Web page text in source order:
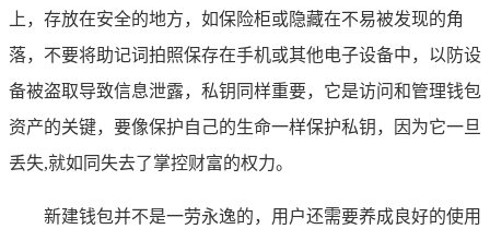
上，存放在安全的地方，如保险柜或隐藏在不易被发现的角
落，不要将助记词拍照保存在手机或其他电子设备中，以防设
备被盗取导致信息泄露，私钥同样重要，它是访问和管理钱包
资产的关键，要像保护自己的生命一样保护私钥，因为它一旦
丢失,就如同失去了掌控财富的权力。
新建钱包并不是一劳永逸的，用户还需要养成良好的使用